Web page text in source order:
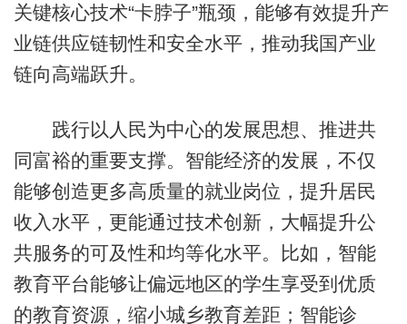
关键核心技术“卡脖子”瓶颈，能够有效提升产
业链供应链韧性和安全水平，推动我国产业
链向高端跃升。
践行以人民为中心的发展思想、推进共
同富裕的重要支撑。智能经济的发展，不仅
能够创造更多高质量的就业岗位，提升居民
收入水平，更能通过技术创新，大幅提升公
共服务的可及性和均等化水平。比如，智能
教育平台能够让偏远地区的学生享受到优质
的教育资源，缩小城乡教育差距；智能诊